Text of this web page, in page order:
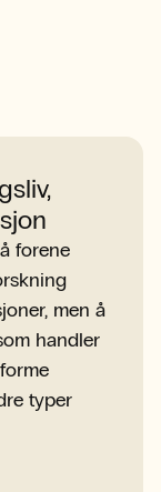
forene
men å
handler
typer